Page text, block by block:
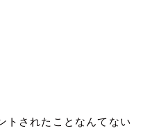
トされたことなんてない